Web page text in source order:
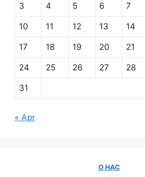
3 4 5 6 7
10 11 12 13 14
17 18 19 20 21
24 25 26 27 28
31
« Apr
О НАС